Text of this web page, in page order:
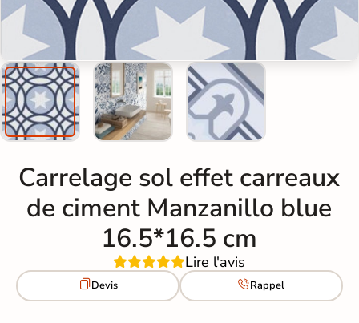
Carrelage sol effet carreaux
de ciment Manzanillo blue
16.5*16.5 cm
Lire l'avis
Devis Rappel